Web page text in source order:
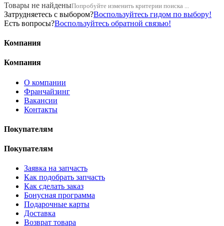
Товары не найденыПопробуйте изменить критерии поиска ...
Затрудняетесь с выбором?Воспользуйтесь гидом по выбору!
Есть вопросы?Воспользуйтесь обратной связью!
Компания
Компания
О компании
Франчайзинг
Вакансии
Контакты
Покупателям
Покупателям
Заявка на запчасть
Как подобрать запчасть
Как сделать заказ
Бонусная программа
Подарочные карты
Доставка
Возврат товара